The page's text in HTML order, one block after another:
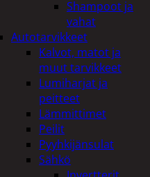
Shampoot ja
vahat
Autotarvikkeet
Kalvot, matot ja
muut tarvikkeet
Lumiharjat ja
peitteet
Lämmittimet
Peilit
Pyyhkijänsulat
Sähkö